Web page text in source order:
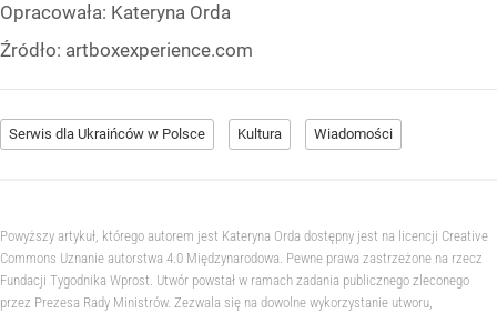
Opracowała: Kateryna Orda
Źródło: artboxexperience.com
Serwis dla Ukraińców w Polsce Kultura Wiadomości
Powyższy artykuł, którego autorem jest Kateryna Orda dostępny jest na licencji Creative
Commons Uznanie autorstwa 4.0 Międzynarodowa. Pewne prawa zastrzeżone na rzecz
Fundacji Tygodnika Wprost. Utwór powstał w ramach zadania publicznego zleconego
przez Prezesa Rady Ministrów. Zezwala się na dowolne wykorzystanie utworu,